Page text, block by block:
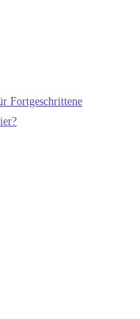
Fortgeschrittene